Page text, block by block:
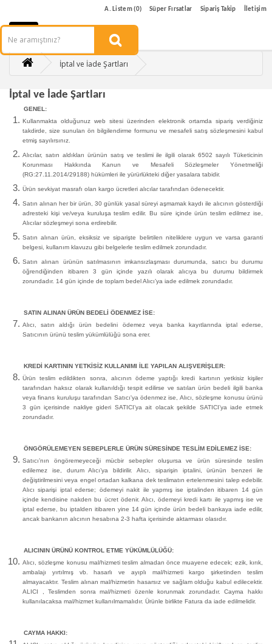
A. Listem (0) Süper Fırsatlar Sipariş Takip İletişim
İptal ve İade Şartları
İptal ve İade Şartları
GENEL:
Kullanmakta olduğunuz web sitesi üzerinden elektronik ortamda sipariş verdiğiniz
takdirde, size sunulan ön bilgilendirme formunu ve mesafeli satış sözleşmesini kabul
etmiş sayılırsınız.
Alıcılar, satın aldıkları ürünün satış ve teslimi ile ilgili olarak 6502 sayılı Tüketicinin
Korunması Hakkında Kanun ve Mesafeli Sözleşmeler Yönetmeliği
(RG:27.11.2014/29188) hükümleri ile yürürlükteki diğer yasalara tabidir.
Ürün sevkiyat masrafı olan kargo ücretleri alıcılar tarafından ödenecektir.
Satın alınan her bir ürün, 30 günlük yasal süreyi aşmamak kaydı ile alıcının gösterdiği
adresteki kişi ve/veya kuruluşa teslim edilir. Bu süre içinde ürün teslim edilmez ise,
Alıcılar sözleşmeyi sona erdirebilir.
Satın alınan ürün, eksiksiz ve siparişte belirtilen niteliklere uygun ve varsa garanti
belgesi, kullanım klavuzu gibi belgelerle teslim edilmek zorundadır.
Satın alınan ürünün satılmasının imkansızlaşması durumunda, satıcı bu durumu
öğrendiğinden itibaren 3 gün içinde yazılı olarak alıcıya bu durumu bildirmek
zorundadır. 14 gün içinde de toplam bedel Alıcı’ya iade edilmek zorundadır.
SATIN ALINAN ÜRÜN BEDELİ ÖDENMEZ İSE:
Alıcı, satın aldığı ürün bedelini ödemez veya banka kayıtlarında iptal ederse,
Satıcının ürünü teslim yükümlülüğü sona erer.
KREDİ KARTININ YETKİSİZ KULLANIMI İLE YAPILAN ALIŞVERİŞLER:
Ürün teslim edildikten sonra, alıcının ödeme yaptığı kredi kartının yetkisiz kişiler
tarafından haksız olarak kullanıldığı tespit edilirse ve satılan ürün bedeli ilgili banka
veya finans kuruluşu tarafından Satıcı'ya ödenmez ise, Alıcı, sözleşme konusu ürünü
3 gün içerisinde nakliye gideri SATICI’ya ait olacak şekilde SATICI’ya iade etmek
zorundadır.
ÖNGÖRÜLEMEYEN SEBEPLERLE ÜRÜN SÜRESİNDE TESLİM EDİLEMEZ İSE:
Satıcı’nın öngöremeyeceği mücbir sebepler oluşursa ve ürün süresinde teslim
edilemez ise, durum Alıcı’ya bildirilir. Alıcı, siparişin iptalini, ürünün benzeri ile
değiştirilmesini veya engel ortadan kalkana dek teslimatın ertelenmesini talep edebilir.
Alıcı siparişi iptal ederse; ödemeyi nakit ile yapmış ise iptalinden itibaren 14 gün
içinde kendisine nakden bu ücret ödenir. Alıcı, ödemeyi kredi kartı ile yapmış ise ve
iptal ederse, bu iptalden itibaren yine 14 gün içinde ürün bedeli bankaya iade edilir,
ancak bankanın alıcının hesabına 2-3 hafta içerisinde aktarması olasıdır.
ALICININ ÜRÜNÜ KONTROL ETME YÜKÜMLÜLÜĞÜ:
Alıcı, sözleşme konusu mal/hizmeti teslim almadan önce muayene edecek; ezik, kırık,
ambalajı yırtılmış vb. hasarlı ve ayıplı mal/hizmeti kargo şirketinden teslim
almayacaktır. Teslim alınan mal/hizmetin hasarsız ve sağlam olduğu kabul edilecektir.
ALICI , Teslimden sonra mal/hizmeti özenle korunmak zorundadır. Cayma hakkı
kullanılacaksa mal/hizmet kullanılmamalıdır. Ürünle birlikte Fatura da iade edilmelidir.
CAYMA HAKKI: